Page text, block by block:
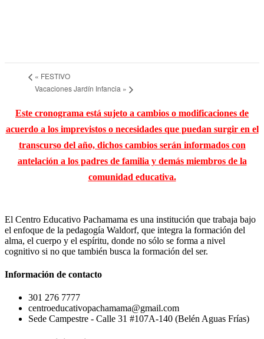
« FESTIVO
Vacaciones Jardín Infancia »
Este cronograma está sujeto a cambios o modificaciones de
acuerdo a los imprevistos o necesidades que puedan surgir en el
transcurso del año, dichos cambios serán informados con
antelación a los padres de familia y demás miembros de la
comunidad educativa.
El Centro Educativo Pachamama es una institución que trabaja bajo
el enfoque de la pedagogía Waldorf, que integra la formación del
alma, el cuerpo y el espíritu, donde no sólo se forma a nivel
cognitivo si no que también busca la formación del ser.
Información de contacto
301 276 7777
centroeducativopachamama@gmail.com
Sede Campestre - Calle 31 #107A-140 (Belén Aguas Frías)